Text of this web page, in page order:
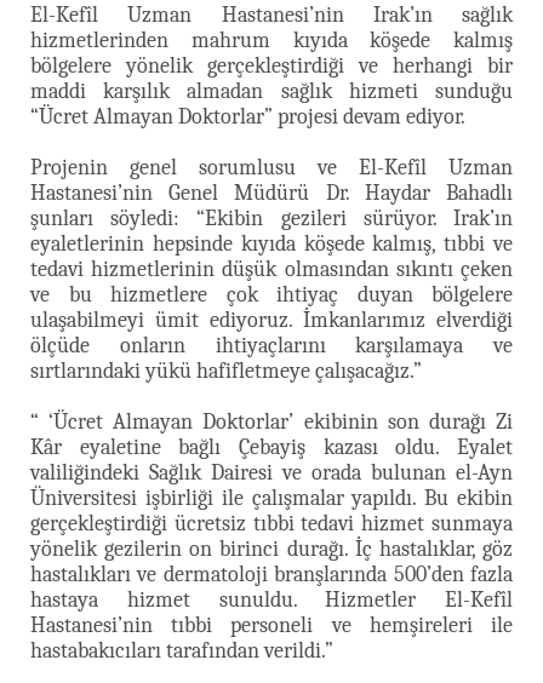
El-Kefîl Uzman Hastanesi’nin Irak’ın sağlık
hizmetlerinden mahrum kıyıda köşede kalmış
bölgelere yönelik gerçekleştirdiği ve herhangi bir
maddi karşılık almadan sağlık hizmeti sunduğu
“Ücret Almayan Doktorlar” projesi devam ediyor.
Projenin genel sorumlusu ve El-Kefîl Uzman
Hastanesi’nin Genel Müdürü Dr. Haydar Bahadlı
şunları söyledi: “Ekibin gezileri sürüyor. Irak’ın
eyaletlerinin hepsinde kıyıda köşede kalmış, tıbbi ve
tedavi hizmetlerinin düşük olmasından sıkıntı çeken
ve bu hizmetlere çok ihtiyaç duyan bölgelere
ulaşabilmeyi ümit ediyoruz. İmkanlarımız elverdiği
ölçüde onların ihtiyaçlarını karşılamaya ve
sırtlarındaki yükü hafifletmeye çalışacağız.”
“ ‘Ücret Almayan Doktorlar’ ekibinin son durağı Zi
Kâr eyaletine bağlı Çebayiş kazası oldu. Eyalet
valiliğindeki Sağlık Dairesi ve orada bulunan el-Ayn
Üniversitesi işbirliği ile çalışmalar yapıldı. Bu ekibin
gerçekleştirdiği ücretsiz tıbbi tedavi hizmet sunmaya
yönelik gezilerin on birinci durağı. İç hastalıklar, göz
hastalıkları ve dermatoloji branşlarında 500’den fazla
hastaya hizmet sunuldu. Hizmetler El-Kefîl
Hastanesi’nin tıbbi personeli ve hemşireleri ile
hastabakıcıları tarafından verildi.”